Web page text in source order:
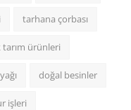
tarhana çorbası
ürünleri
doğal besinler
işleri